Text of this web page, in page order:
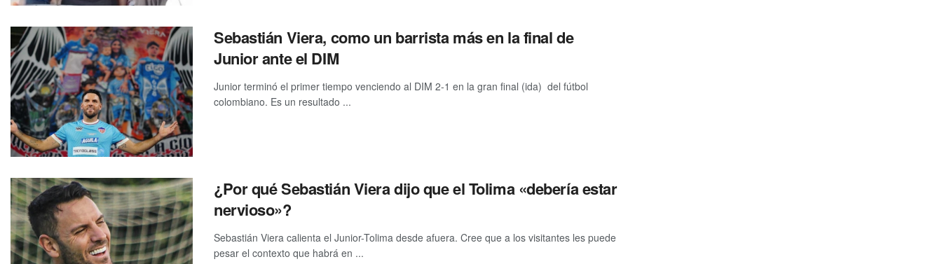
Sebastián Viera, como un barrista más en la final de
Junior ante el DIM
Junior terminó el primer tiempo venciendo al DIM 2-1 en la gran final (ida) del fútbol
colombiano. Es un resultado ...
¿Por qué Sebastián Viera dijo que el Tolima «debería estar
nervioso»?
Sebastián Viera calienta el Junior-Tolima desde afuera. Cree que a los visitantes les puede
pesar el contexto que habrá en ...